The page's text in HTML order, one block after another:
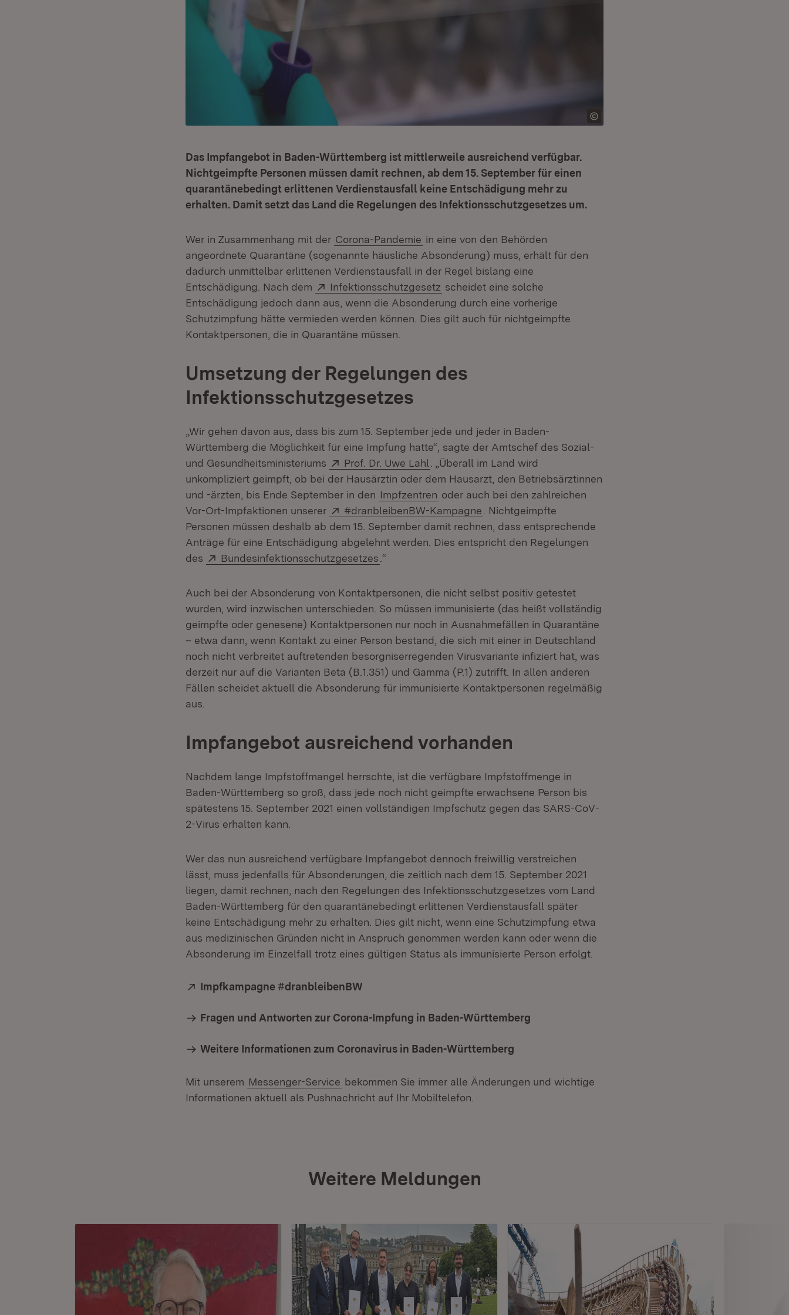
Das Impfangebot in Baden-Württemberg ist mittlerweile ausreichend verfügbar.
Nichtgeimpfte Personen müssen damit rechnen, ab dem 15. September für einen
quarantänebedingt erlittenen Verdienstausfall keine Entschädigung mehr zu
erhalten. Damit setzt das Land die Regelungen des Infektionsschutzgesetzes um.
Wer in Zusammenhang mit der Corona-Pandemie in eine von den Behörden
angeordnete Quarantäne (sogenannte häusliche Absonderung) muss, erhält für den
dadurch unmittelbar erlittenen Verdienstausfall in der Regel bislang eine
Entschädigung. Nach dem
Extern:
Infektionsschutzgesetz (Öffnet in neuem Fenster)
scheidet eine solche
Entschädigung jedoch dann aus, wenn die Absonderung durch eine vorherige
Schutzimpfung hätte vermieden werden können. Dies gilt auch für nichtgeimpfte
Kontaktpersonen, die in Quarantäne müssen.
Umsetzung der Regelungen des
Infektionsschutzgesetzes
„Wir gehen davon aus, dass bis zum 15. September jede und jeder in Baden-
Württemberg die Möglichkeit für eine Impfung hatte“, sagte der Amtschef des Sozial-
und Gesundheitsministeriums
Extern:
Prof. Dr. Uwe Lahl (Öffnet in neuem Fenster)
. „Überall im Land wird
unkompliziert geimpft, ob bei der Hausärztin oder dem Hausarzt, den Betriebsärztinnen
und -ärzten, bis Ende September in den Impfzentren oder auch bei den zahlreichen
Vor-Ort-Impfaktionen unserer
Extern:
#dranbleibenBW-Kampagne (Öffnet in neuem Fenster)
. Nichtgeimpfte
Personen müssen deshalb ab dem 15. September damit rechnen, dass entsprechende
Anträge für eine Entschädigung abgelehnt werden. Dies entspricht den Regelungen
des
Extern:
Bundesinfektionsschutzgesetzes (Öffnet in neuem Fenster)
.“
Auch bei der Absonderung von Kontaktpersonen, die nicht selbst positiv getestet
wurden, wird inzwischen unterschieden. So müssen immunisierte (das heißt vollständig
geimpfte oder genesene) Kontaktpersonen nur noch in Ausnahmefällen in Quarantäne
– etwa dann, wenn Kontakt zu einer Person bestand, die sich mit einer in Deutschland
noch nicht verbreitet auftretenden besorgniserregenden Virusvariante infiziert hat, was
derzeit nur auf die Varianten Beta (B.1.351) und Gamma (P.1) zutrifft. In allen anderen
Fällen scheidet aktuell die Absonderung für immunisierte Kontaktpersonen regelmäßig
aus.
Impfangebot ausreichend vorhanden
Nachdem lange Impfstoffmangel herrschte, ist die verfügbare Impfstoffmenge in
Baden-Württemberg so groß, dass jede noch nicht geimpfte erwachsene Person bis
spätestens 15. September 2021 einen vollständigen Impfschutz gegen das SARS-CoV-
2-Virus erhalten kann.
Wer das nun ausreichend verfügbare Impfangebot dennoch freiwillig verstreichen
lässt, muss jedenfalls für Absonderungen, die zeitlich nach dem 15. September 2021
liegen, damit rechnen, nach den Regelungen des Infektionsschutzgesetzes vom Land
Baden-Württemberg für den quarantänebedingt erlittenen Verdienstausfall später
keine Entschädigung mehr zu erhalten. Dies gilt nicht, wenn eine Schutzimpfung etwa
aus medizinischen Gründen nicht in Anspruch genommen werden kann oder wenn die
Absonderung im Einzelfall trotz eines gültigen Status als immunisierte Person erfolgt.
Extern:
Impfkampagne #dranbleibenBW
Fragen und Antworten zur Corona-Impfung in Baden-Württemberg
Weitere Informationen zum Coronavirus in Baden-Württemberg
Mit unserem Messenger-Service bekommen Sie immer alle Änderungen und wichtige
Informationen aktuell als Pushnachricht auf Ihr Mobiltelefon.
Weitere Meldungen